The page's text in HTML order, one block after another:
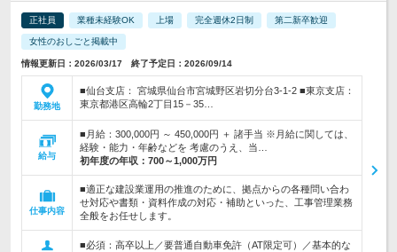
正社員 業種未経験OK 上場 完全週休2日制 第二新卒歓迎
女性のおしごと掲載中
情報更新日：2026/03/17 終了予定日：2026/09/14
勤務地
■仙台支店： 宮城県仙台市宮城野区岩切分台3-1-2 ■東京支店：
東京都港区高輪2丁目15－35…
給与
■月給：300,000円 ～ 450,000円 ＋ 諸手当 ※月給に関しては、
経験・能力・年齢などを 考慮のうえ、当…
初年度の年収： 700～1,000万円
仕事内容
■適正な建設業運用の推進のために、拠点からの各種問い合わ
せ対応や書類・資料作成の対応・補助といった、工事管理業務
全般をお任せします。
■必須：高卒以上／要普通自動車免許（AT限定可）／基本的な